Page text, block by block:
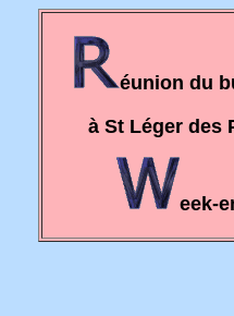
éunion du
à St Léger des
eek-